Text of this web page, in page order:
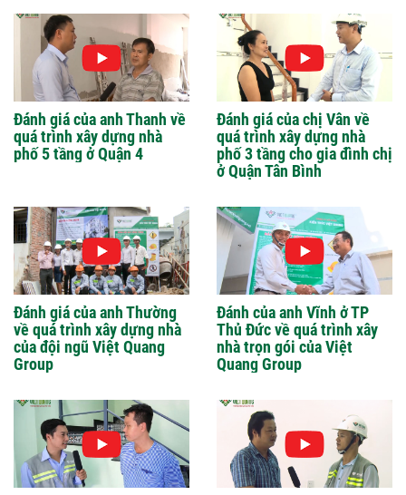
Đánh giá của anh Thanh về
quá trình xây dựng nhà
phố 5 tầng ở Quận 4
Đánh giá của chị Vân về
quá trình xây dựng nhà
phố 3 tầng cho gia đình chị
ở Quận Tân Bình
Đánh giá của anh Thường
về quá trình xây dựng nhà
của đội ngũ Việt Quang
Group
Đánh của anh Vĩnh ở TP
Thủ Đức về quá trình xây
nhà trọn gói của Việt
Quang Group